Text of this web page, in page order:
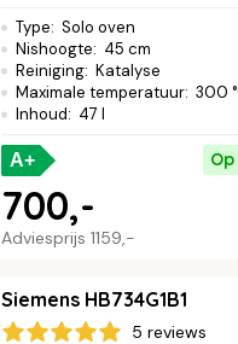
Type: Solo oven
Nishoogte: 45 cm
Reiniging: Katalyse
Maximale temperatuur: 300
Inhoud: 47 l
A+
Adviesprijs 1159,-
700,-
Siemens HB734G1B1
5 reviews